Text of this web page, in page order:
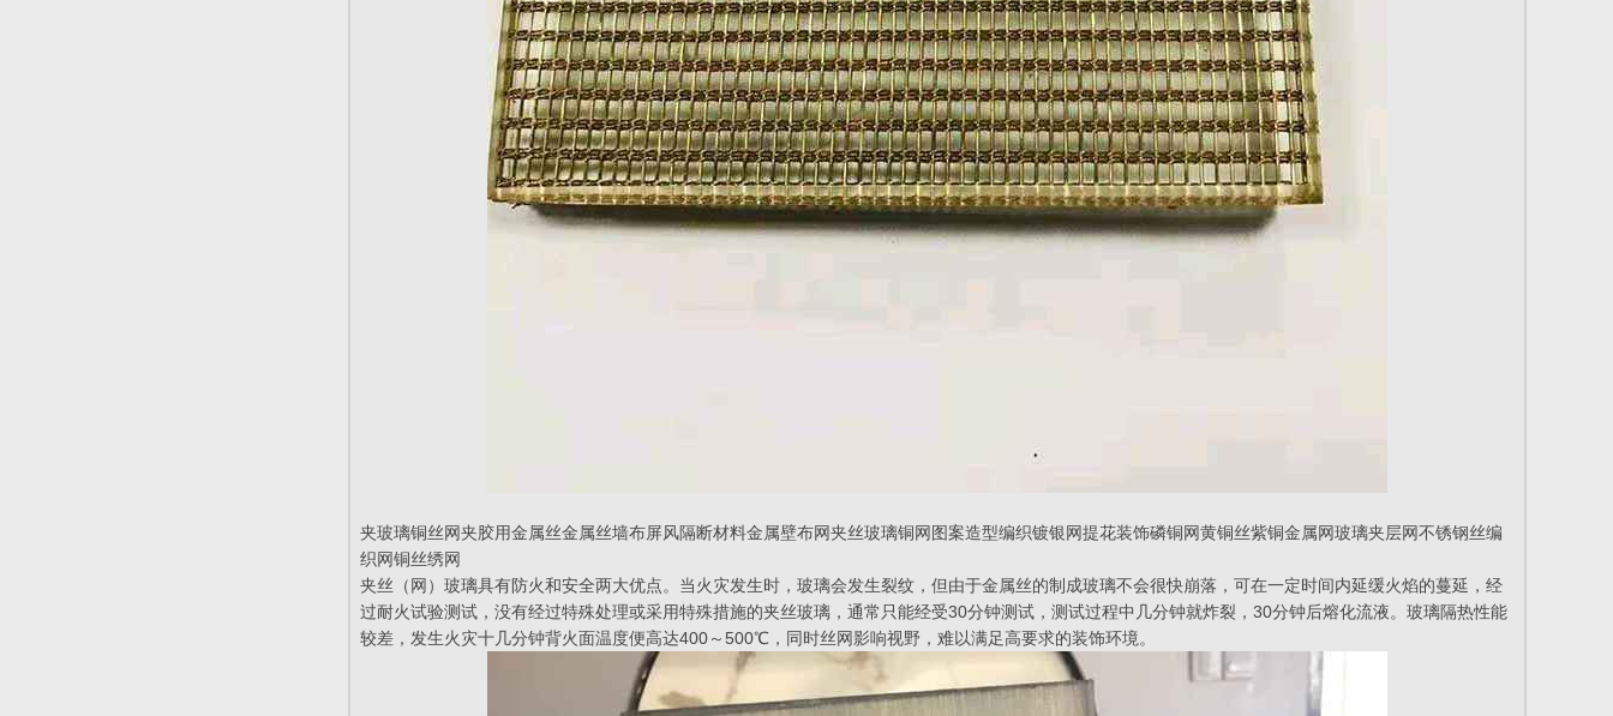
夹玻璃铜丝网夹胶用金属丝金属丝墙布屏风隔断材料金属壁布网夹丝玻璃铜网图案造型编织镀银网提花装饰磷铜网黄铜丝紫铜金属网玻璃夹层网不锈钢丝编
织网铜丝绣网
夹丝（网）玻璃具有防火和安全两大优点。当火灾发生时，玻璃会发生裂纹，但由于金属丝的制成玻璃不会很快崩落，可在一定时间内延缓火焰的蔓延，经
过耐火试验测试，没有经过特殊处理或采用特殊措施的夹丝玻璃，通常只能经受30分钟测试，测试过程中几分钟就炸裂，30分钟后熔化流液。玻璃隔热性能
较差，发生火灾十几分钟背火面温度便高达400～500℃，同时丝网影响视野，难以满足高要求的装饰环境。